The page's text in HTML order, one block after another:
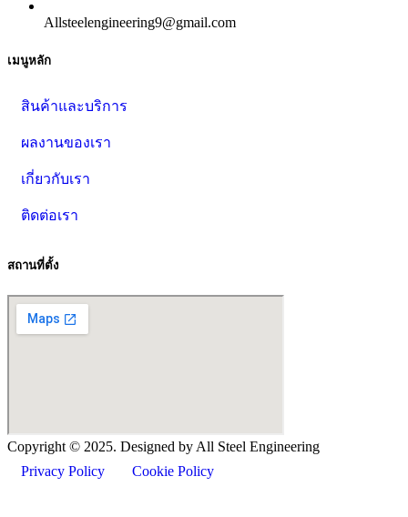
Allsteelengineering9@gmail.com
เมนูหลัก
สินค้าและบริการ
ผลงานของเรา
เกี่ยวกับเรา
ติดต่อเรา
สถานที่ตั้ง
Copyright © 2025. Designed by All Steel Engineering
Privacy Policy
Cookie Policy